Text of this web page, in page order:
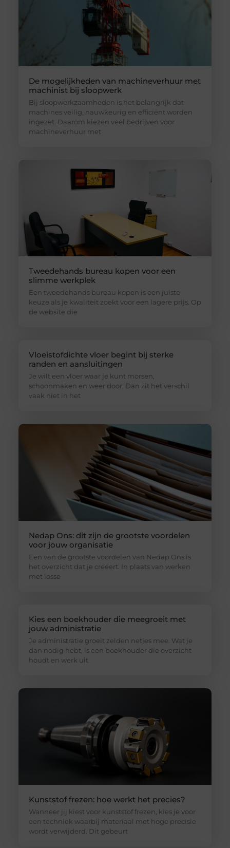
De mogelijkheden van machineverhuur met
machinist bij sloopwerk
Bij sloopwerkzaamheden is het belangrijk dat
machines veilig, nauwkeurig en efficiënt worden
ingezet. Daarom kiezen veel bedrijven voor
machineverhuur met
Tweedehands bureau kopen voor een
slimme werkplek
Een tweedehands bureau kopen is een juiste
keuze als je kwaliteit zoekt voor een lagere prijs. Op
de website die
Vloeistofdichte vloer begint bij sterke
randen en aansluitingen
Je wilt een vloer waar je kunt morsen,
schoonmaken en weer door. Dan zit het verschil
vaak niet in het
Nedap Ons: dit zijn de grootste voordelen
voor jouw organisatie
Een van de grootste voordelen van Nedap Ons is
het overzicht dat je creëert. In plaats van werken
met losse
Kies een boekhouder die meegroeit met
jouw administratie
Je administratie groeit zelden netjes mee. Wat je
dan nodig hebt, is een boekhouder die overzicht
houdt en werk uit
Kunststof frezen: hoe werkt het precies?
Wanneer jij kiest voor kunststof frezen, kies je voor
een techniek waarbij materiaal met hoge precisie
wordt verwijderd. Dit gebeurt